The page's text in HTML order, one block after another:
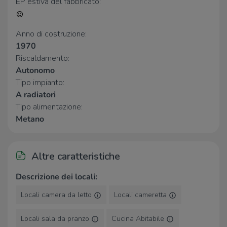
- MESSICO
- POLONIA
- FRANCIA
- REPUBBLICA CECA
- ROMANIA
- TUNISIA
- STATI UNITI - FLORIDA
- MAROCCO
Memoli
Procacci
Ospedali
Pronto Soccorso Ospedale
Monsignor Dimiccoli
simply
Spesa A&O
Supermercati Dok
750 m
760 m
Anno di costruzione:
1970
Riscaldamento:
Autonomo
Tipo impianto:
A radiatori
Tipo alimentazione:
Metano
Altre caratteristiche
Descrizione dei locali:
Locali camera da letto Locali cameretta
Locali sala da pranzo Cucina Abitabile